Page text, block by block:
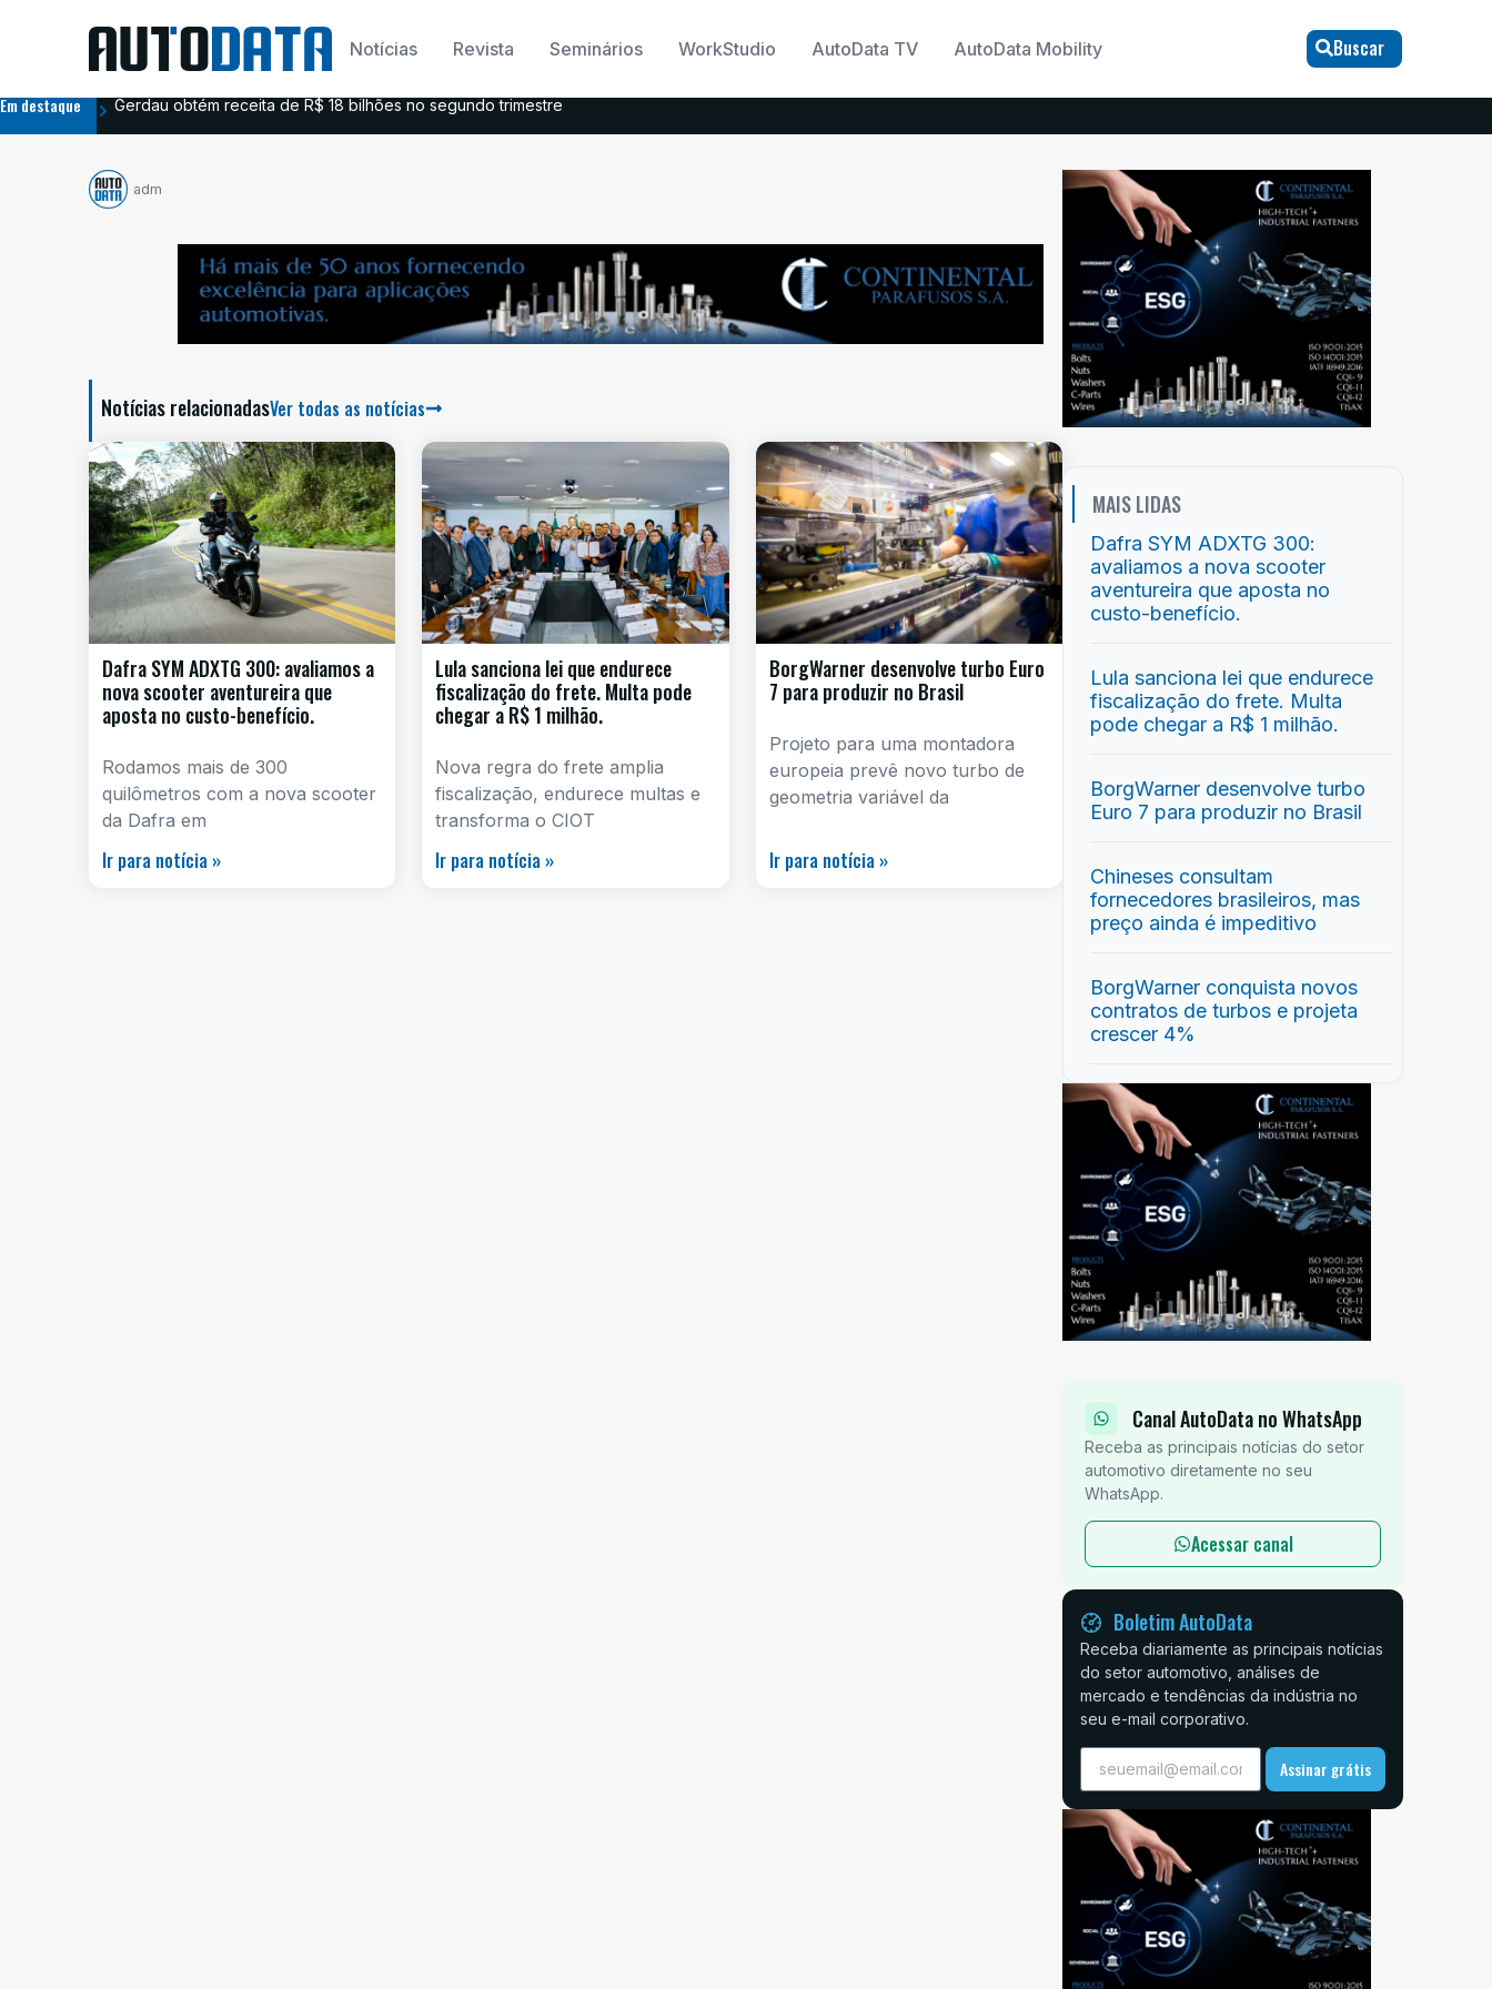
Notícias Revista Seminários WorkStudio AutoData TV AutoData Mobility Buscar
Em destaque Gerdau obtém receita de R$ 18 bilhões no segundo trimestre
adm
Notícias relacionadasVer todas as notícias
Dafra SYM ADXTG 300: avaliamos a
nova scooter aventureira que
aposta no custo-benefício.
Rodamos mais de 300
quilômetros com a nova scooter
da Dafra em
Ir para notícia »
Lula sanciona lei que endurece
fiscalização do frete. Multa pode
chegar a R$ 1 milhão.
Nova regra do frete amplia
fiscalização, endurece multas e
transforma o CIOT
Ir para notícia »
BorgWarner desenvolve turbo Euro
7 para produzir no Brasil
Projeto para uma montadora
europeia prevê novo turbo de
geometria variável da
Ir para notícia »
MAIS LIDAS
Dafra SYM ADXTG 300:
avaliamos a nova scooter
aventureira que aposta no
custo-benefício.
Lula sanciona lei que endurece
fiscalização do frete. Multa
pode chegar a R$ 1 milhão.
BorgWarner desenvolve turbo
Euro 7 para produzir no Brasil
Chineses consultam
fornecedores brasileiros, mas
preço ainda é impeditivo
BorgWarner conquista novos
contratos de turbos e projeta
crescer 4%
Canal AutoData no WhatsApp
Receba as principais notícias do setor
automotivo diretamente no seu
WhatsApp.
Acessar canal
Boletim AutoData
Receba diariamente as principais notícias
do setor automotivo, análises de
mercado e tendências da indústria no
seu e-mail corporativo.
Assinar grátis